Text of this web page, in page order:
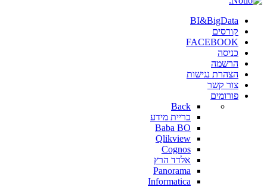
BI&BigData
קורסים
FACEBOOK
כניסה
הרשמה
הצהרת נגישות
צור קשר
פורומים
Back
כריית מידע
Baba BO
Qlikview
Cognos
אלדד הרץ
Panorama
Informatica